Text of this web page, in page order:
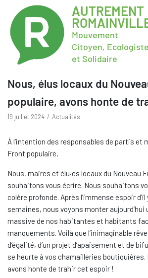
AUTREMENT
Mouvement
Citoyen, Ecologiste
et Solidaire
Nous, élus locaux du
populaire, avons honte de
19 juillet 2024 Actualités
À l’intention des responsables de partis et
Front populaire,
Nous, maires et élu·es locaux du Nouveau
souhaitons vous écrire. Nous souhaitons
colère profonde. Après l’immense espoir d’il
semaines, nous voyons monter aujourd’hui
massive de nos habitantes et habitants
manquements. Voilà que l’inimaginable
d’égalité, d’un projet d’apaisement et de
se heurte à vos chamailleries boutiquières.
avons honte de trahir cet espoir !